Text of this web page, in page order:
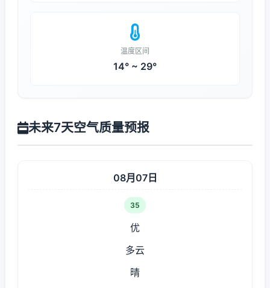
温度区间
14° ~ 29°
未来7天空气质量预报
08月07日
35
优
多云
晴